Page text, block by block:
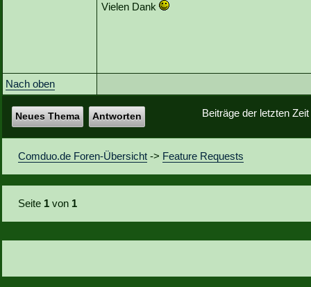
Vielen Dank
Nach oben
Beiträge der letzten
Neues Thema Antworten
Comduo.de Foren-Übersicht -> Feature Requests
Seite 1 von 1